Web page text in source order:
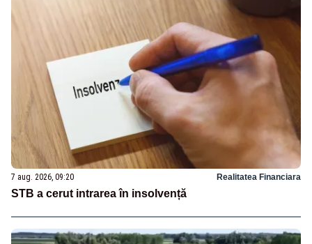
7 aug. 2026, 09:20 Realitatea Financiara
STB a cerut intrarea în insolvență